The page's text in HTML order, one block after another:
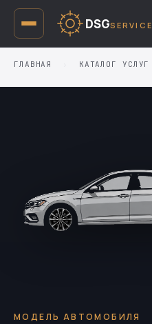
DSGSERVICE
ГЛАВНАЯ КАТАЛОГ УСЛУГ
МОДЕЛЬ АВТОМОБИЛЯ